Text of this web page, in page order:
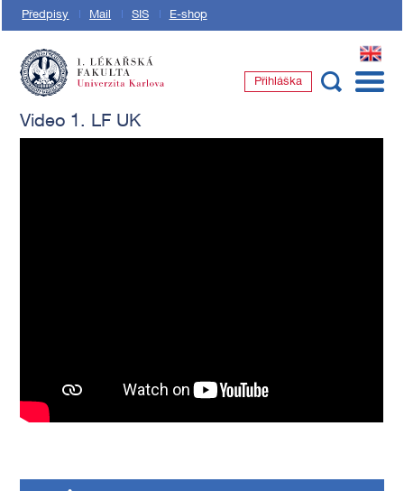
Předpisy Mail SIS E-shop
EN
Přihláška
Video 1. LF UK